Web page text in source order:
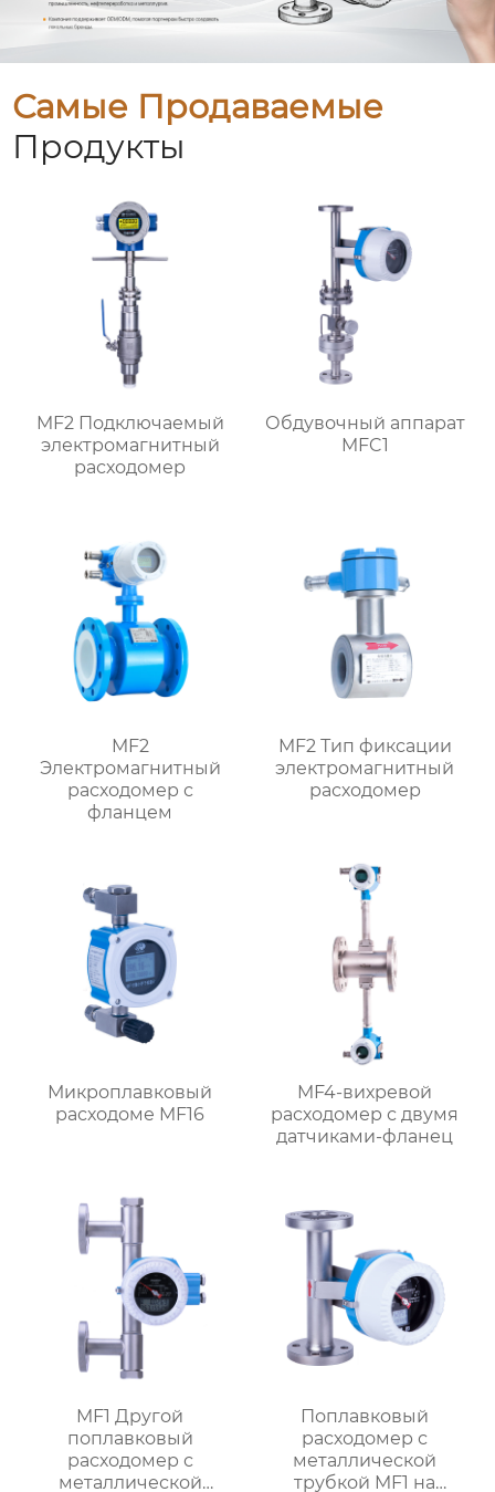
Самые Продаваемые
Продукты
MF2 Подключаемый
электромагнитный
расходомер
Обдувочный аппарат
MFC1
MF2
Электромагнитный
расходомер с
фланцем
MF2 Тип фиксации
электромагнитный
расходомер
Микроплавковый
расходоме MF16
MF4-вихревой
расходомер с двумя
датчиками-фланец
MF1 Другой
поплавковый
расходомер с
металлической
Поплавковый
расходомер с
металлической
трубкой MF1 на